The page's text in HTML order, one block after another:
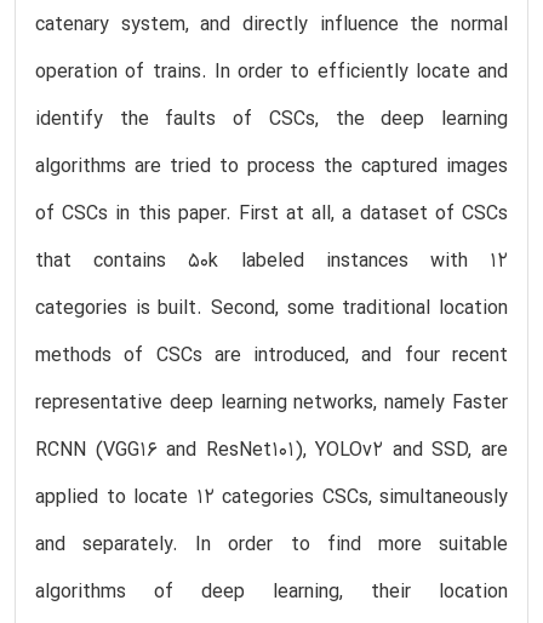
catenary system, and directly influence the normal
operation of trains. In order to efficiently locate and
identify the faults of CSCs, the deep learning
algorithms are tried to process the captured images
of CSCs in this paper. First at all, a dataset of CSCs
that contains 50k labeled instances with 12
categories is built. Second, some traditional location
methods of CSCs are introduced, and four recent
representative deep learning networks, namely Faster
RCNN (VGG16 and ResNet101), YOLOv2 and SSD, are
applied to locate 12 categories CSCs, simultaneously
and separately. In order to find more suitable
algorithms of deep learning, their location